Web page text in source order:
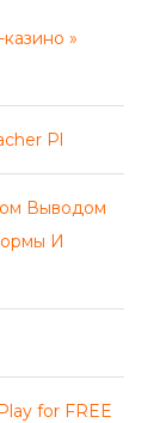
»
Pl
Выводом
И
for FREE